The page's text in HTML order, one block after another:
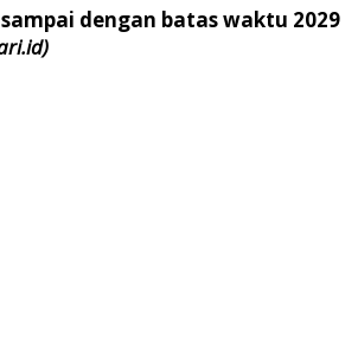
dengan batas waktu 2029